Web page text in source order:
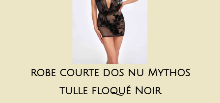
robe courte dos nu Mythos
tulle floqué Noir